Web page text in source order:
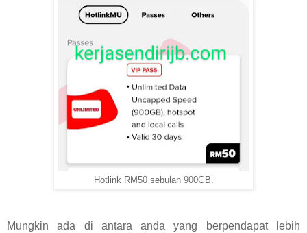
Hotlink RM50 sebulan 900GB.
Mungkin ada di antara anda yang berpendapat lebih